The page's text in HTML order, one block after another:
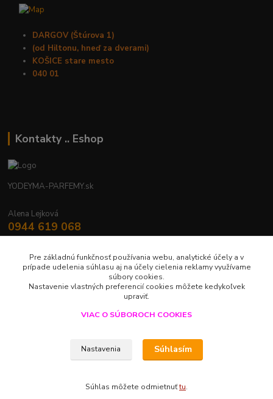
DARGOV (Štúrova 1)
(od Hiltonu, hneď za dverami)
KOŠICE stare mesto
040 01
Kontakty .. Eshop
YODEYMA-PARFEMY.sk
Alena Lejková
0944 619 068
Nonstop
yodeyma.parfemy@gmail.com
Upravit sběr cookies.
LUXUS V JEDNEJ KVAPKE
Pre základnú funkčnosť používania webu, analytické účely a v
prípade udelenia súhlasu aj na účely cielenia reklamy využívame
súbory cookies.
Nastavenie vlastných preferencií cookies môžete kedykoľvek
upraviť.
VIAC O SÚBOROCH COOKIES
Nastavenia Súhlasím
Súhlas môžete odmietnuťtu.